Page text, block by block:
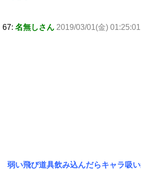
67: 名無しさん 2019/03/01(金)
弱い飛び道具飲み込んだらキャラ吸